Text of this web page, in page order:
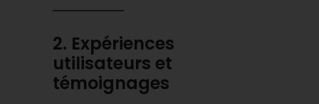
2. Expériences
utilisateurs et
témoignages